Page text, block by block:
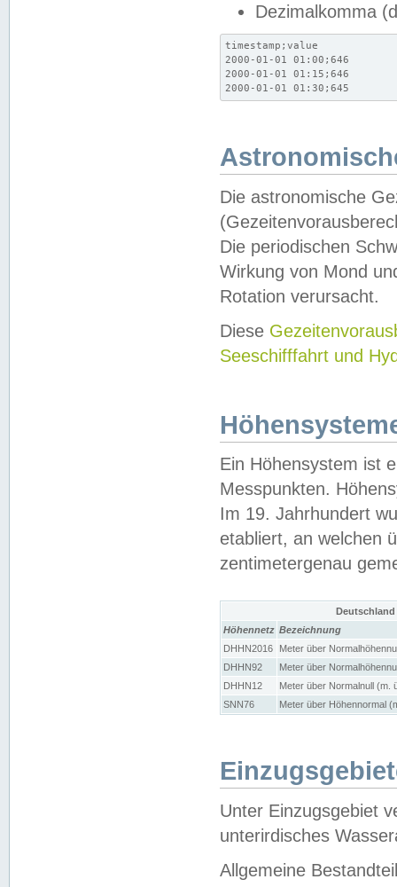
Dezimalkomma
timestamp;value
2000-01-01 01:00;646
2000-01-01 01:15;646
2000-01-01 01:30;645
Die astronomische
Die periodischen
Wirkung von Mond
Rotation verursacht.
Diese
Seeschifffahrt und
Ein Höhensystem ist
Messpunkten.
Im 19. Jahrhundert
etabliert, an welchen
zentimetergenau
Höhennetz Bezeichnung
DHHN2016
Meter über
DHHN92
Meter über
DHHN12
Meter über Normalnull (m.
SNN76
Meter über Höhennormal
Unter Einzugsgebiet
unterirdisches
Allgemeine